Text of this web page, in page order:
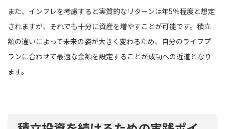
また、インフレを考慮すると実質的なリターンは年5％程度と想定
されますが、それでも十分に資産を増やすことが可能です。積立
額の違いによって未来の姿が大きく変わるため、自分のライフプ
ランに合わせて最適な金額を設定することが成功への近道となり
ます。